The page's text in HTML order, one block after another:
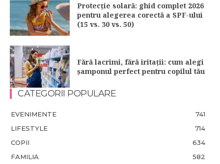
Protecție solară: ghid complet 2026
pentru alegerea corectă a SPF-ului
(15 vs. 30 vs. 50)
Fără lacrimi, fără iritații: cum alegi
șamponul perfect pentru copilul tău
CATEGORII POPULARE
EVENIMENTE
741
LIFESTYLE
714
COPII
634
FAMILIA
582